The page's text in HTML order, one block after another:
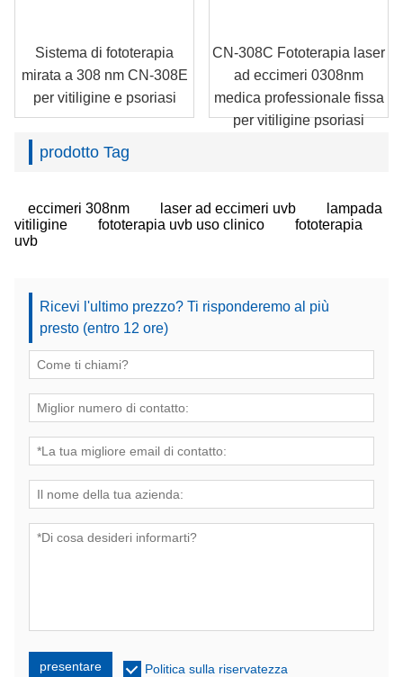
Sistema di fototerapia
mirata a 308 nm CN-308E
per vitiligine e psoriasi
CN-308C Fototerapia laser
ad eccimeri 0308nm
medica professionale fissa
per vitiligine psoriasi
prodotto Tag
eccimeri 308nm laser ad eccimeri uvb
lampada
vitiligine
fototerapia uvb uso clinico
fototerapia
uvb
Ricevi l'ultimo prezzo? Ti risponderemo al più
presto (entro 12 ore)
presentare Politica sulla riservatezza